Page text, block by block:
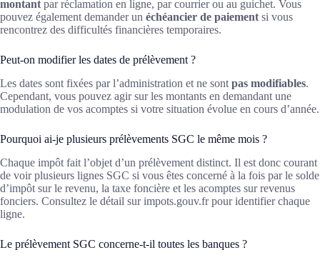
montant par réclamation en ligne, par courrier ou au guichet. Vous
pouvez également demander un échéancier de paiement si vous
rencontrez des difficultés financières temporaires.
Peut-on modifier les dates de prélèvement ?
Les dates sont fixées par l’administration et ne sont pas modifiables.
Cependant, vous pouvez agir sur les montants en demandant une
modulation de vos acomptes si votre situation évolue en cours d’année.
Pourquoi ai-je plusieurs prélèvements SGC le même mois ?
Chaque impôt fait l’objet d’un prélèvement distinct. Il est donc courant
de voir plusieurs lignes SGC si vous êtes concerné à la fois par le solde
d’impôt sur le revenu, la taxe foncière et les acomptes sur revenus
fonciers. Consultez le détail sur impots.gouv.fr pour identifier chaque
ligne.
Le prélèvement SGC concerne-t-il toutes les banques ?